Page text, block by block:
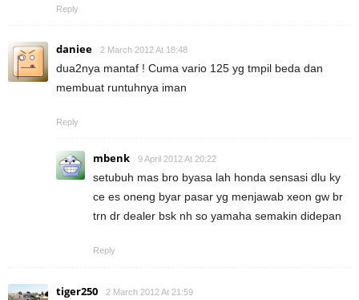
Reply
daniee 2 March 2012 At 18:48
dua2nya mantaf ! Cuma vario 125 yg tmpil beda dan
membuat runtuhnya iman
Reply
mbenk 9 April 2012 At 20:22
setubuh mas bro byasa lah honda sensasi dlu ky
ce es oneng byar pasar yg menjawab xeon gw br
trn dr dealer bsk nh so yamaha semakin didepan
Reply
tiger250 2 March 2012 At 21:59